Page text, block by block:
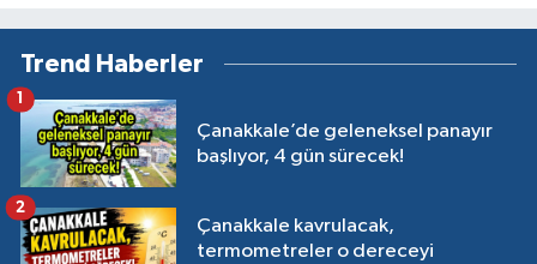
Trend Haberler
Çanakkale’de geleneksel panayır
başlıyor, 4 gün sürecek!
Çanakkale kavrulacak,
termometreler o dereceyi
2